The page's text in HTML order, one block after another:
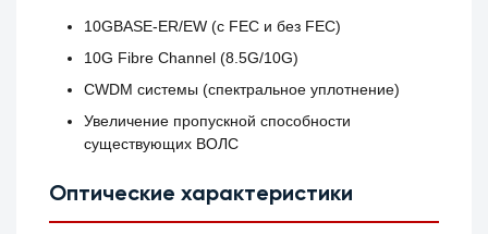
10GBASE-ER/EW (с FEC и без FEC)
10G Fibre Channel (8.5G/10G)
CWDM системы (спектральное уплотнение)
Увеличение пропускной способности
существующих ВОЛС
Оптические характеристики